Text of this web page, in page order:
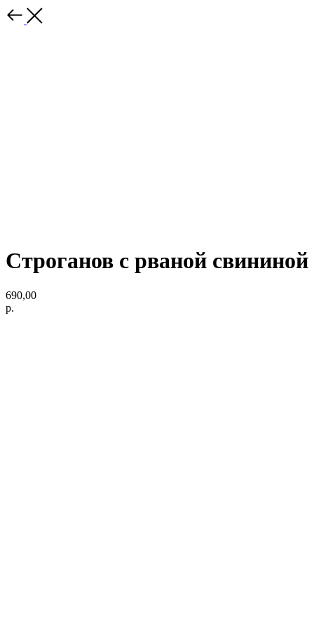
Строганов с рваной свининой
690,00
р.